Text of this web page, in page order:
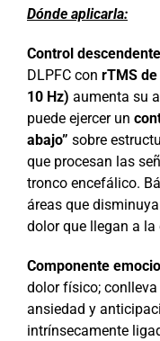
Dónde aplicarla:
Control
DLPFC con rTMS
10 Hz) aumenta su
puede ejercer un
abajo” sobre
que procesan las
tronco encefálico.
áreas que
dolor que llegan a la
Componente
dolor físico;
ansiedad y
intrínsecamente